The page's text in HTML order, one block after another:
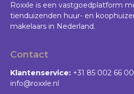
Roxxle is een vastgoedplatform
tienduizenden huur- en
makelaars in Nederland.
Contact
Klantenservice: +31 85 002 66 00
info@roxxle.nl